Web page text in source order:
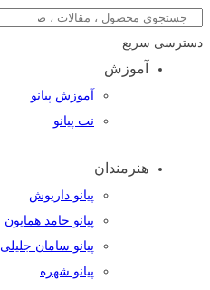
دسترسی سریع
آموزش
آموزش پیانو
نت پیانو
هنرمندان
پیانو داریوش
پیانو حامد همایون
پیانو سامان جلیلی
پیانو شهره